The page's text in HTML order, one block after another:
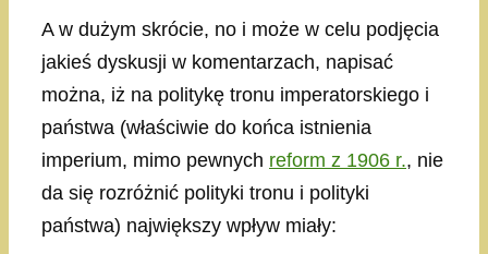
A w dużym skrócie, no i może w celu podjęcia
jakieś dyskusji w komentarzach, napisać
można, iż na politykę tronu imperatorskiego i
państwa (właściwie do końca istnienia
imperium, mimo pewnych reform z 1906 r., nie
da się rozróżnić polityki tronu i polityki
państwa) największy wpływ miały: